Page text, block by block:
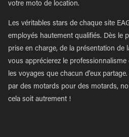
votre moto de location.
Les véritables stars de chaque site
employés hautement qualifiés. Dès le
prise en charge, de la présentation de
vous apprécierez le
les voyages que chacun d'eux
par des motards pour des motards,
cela soit autrement !